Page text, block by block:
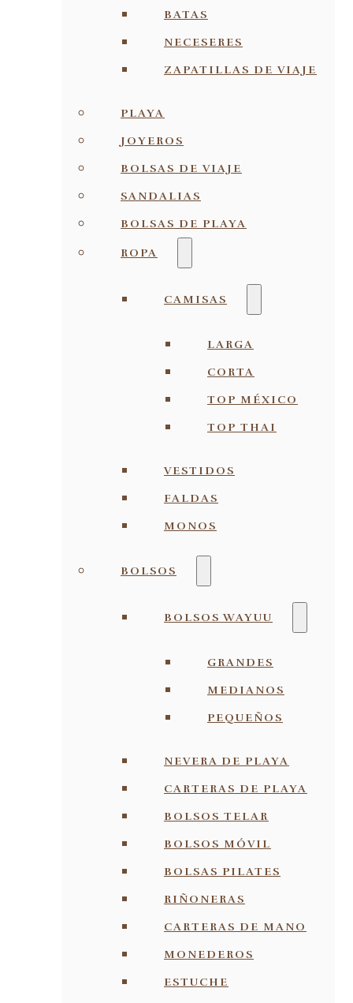
BATAS
NECESERES
ZAPATILLAS DE VIAJE
PLAYA
JOYEROS
BOLSAS DE VIAJE
SANDALIAS
BOLSAS DE PLAYA
ROPA
CAMISAS
LARGA
CORTA
TOP MÉXICO
TOP THAI
VESTIDOS
FALDAS
MONOS
BOLSOS
BOLSOS WAYUU
GRANDES
MEDIANOS
PEQUEÑOS
NEVERA DE PLAYA
CARTERAS DE PLAYA
BOLSOS TELAR
BOLSOS MÓVIL
BOLSAS PILATES
RIÑONERAS
CARTERAS DE MANO
MONEDEROS
ESTUCHE